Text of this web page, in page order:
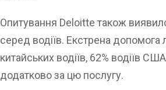
Опитування Deloitte також
серед водіїв. Екстрена допомога
китайських водіїв, 62% водіїв
додатково за цю послугу.